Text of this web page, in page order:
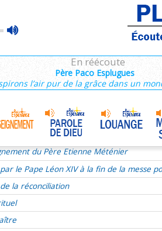
max
En réécoute
Père Paco Esplugues
l’air pur de la grâce dans un
dimanche du TO le 24 juillet 2022
du 9 juillet 2017
du Père Etienne Méténier
le Pape Léon XIV à la fin de la messe
la réconciliation